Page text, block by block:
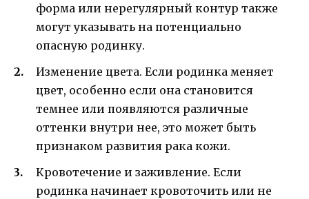
форма или нерегулярный контур также
могут указывать на потенциально
опасную родинку.
Изменение цвета. Если родинка меняет
цвет, особенно если она становится
темнее или появляются различные
оттенки внутри нее, это может быть
признаком развития рака кожи.
Кровотечение и заживление. Если
родинка начинает кровоточить или не